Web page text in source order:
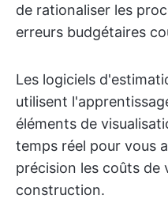
de rationaliser les
erreurs budgétaires
Les logiciels
utilisent
éléments de
temps réel pour vous
précision les coûts de
construction.